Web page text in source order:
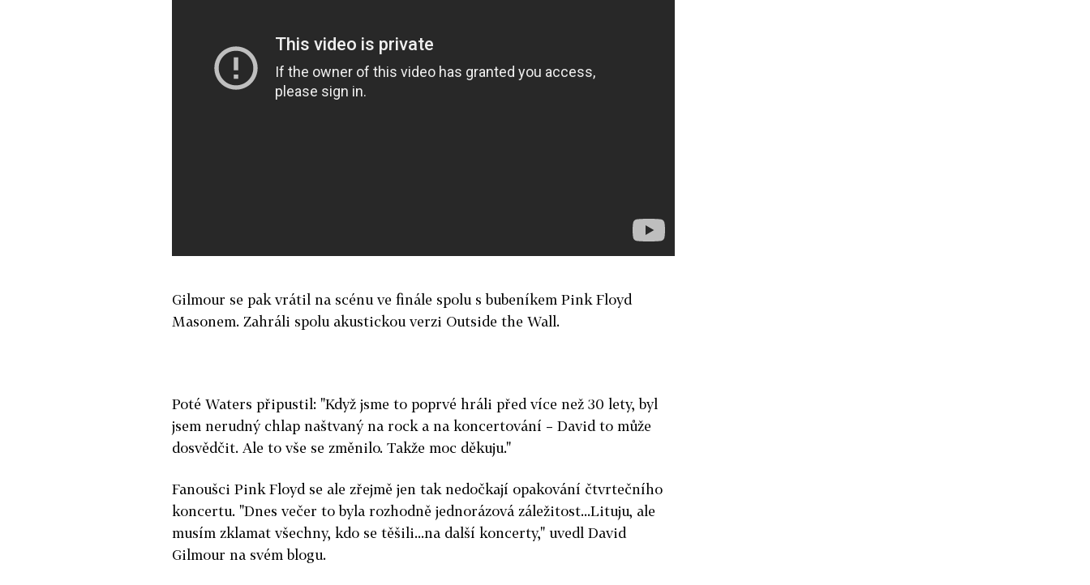
Gilmour se pak vrátil na scénu ve finále spolu s bubeníkem Pink Floyd
Masonem. Zahráli spolu akustickou verzi Outside the Wall.
Poté Waters připustil: "Když jsme to poprvé hráli před více než 30 lety, byl
jsem nerudný chlap naštvaný na rock a na koncertování – David to může
dosvědčit. Ale to vše se změnilo. Takže moc děkuju."
Fanoušci Pink Floyd se ale zřejmě jen tak nedočkají opakování čtvrtečního
koncertu. "Dnes večer to byla rozhodně jednorázová záležitost...Lituju, ale
musím zklamat všechny, kdo se těšili...na další koncerty," uvedl David
Gilmour na svém blogu.